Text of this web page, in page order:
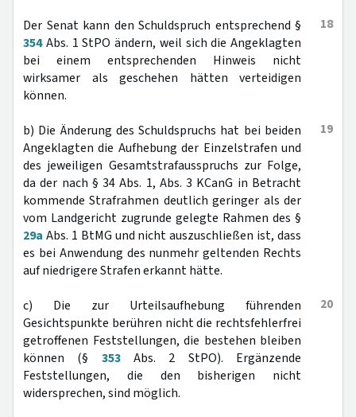
18
Der Senat kann den Schuldspruch entsprechend §
354Abs. 1 StPO ändern, weil sich die Angeklagten
bei einem entsprechenden Hinweis nicht
wirksamer als geschehen hätten verteidigen
können.
19
b) Die Änderung des Schuldspruchs hat bei beiden
Angeklagten die Aufhebung der Einzelstrafen und
des jeweiligen Gesamtstrafausspruchs zur Folge,
da der nach § 34 Abs. 1, Abs. 3 KCanG in Betracht
kommende Strafrahmen deutlich geringer als der
vom Landgericht zugrunde gelegte Rahmen des §
29a Abs. 1 BtMG und nicht auszuschließen ist, dass
es bei Anwendung des nunmehr geltenden Rechts
auf niedrigere Strafen erkannt hätte.
20
c) Die zur Urteilsaufhebung führenden
Gesichtspunkte berühren nicht die rechtsfehlerfrei
getroffenen Feststellungen, die bestehen bleiben
können (§ 353Abs. 2 StPO). Ergänzende
Feststellungen, die den bisherigen nicht
widersprechen, sind möglich.